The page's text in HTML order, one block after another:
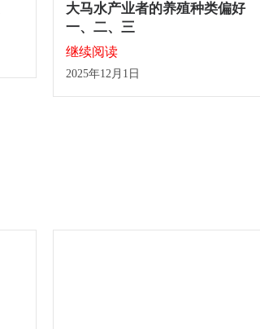
大马水产业者的养殖种类偏好
一、二、三
继续阅读
2025年12月1日